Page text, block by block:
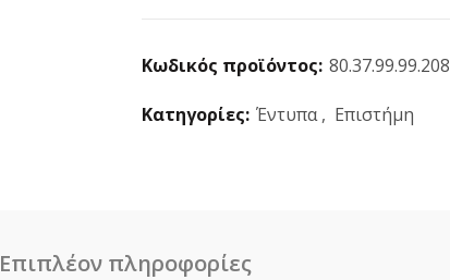
Κωδικός προϊόντος: 80.37.99.99.208
Κατηγορίες: Έντυπα , Επιστήμη
Επιπλέον πληροφορίες